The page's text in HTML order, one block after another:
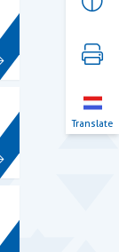
Translate